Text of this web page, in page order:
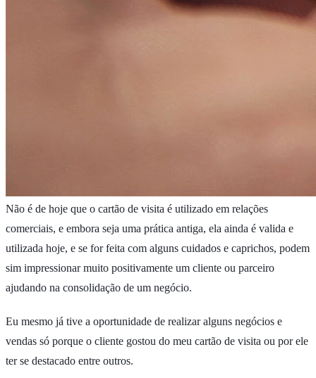
Não é de hoje que o cartão de visita é utilizado em relações
comerciais, e embora seja uma prática antiga, ela ainda é valida e
utilizada hoje, e se for feita com alguns cuidados e caprichos, podem
sim impressionar muito positivamente um cliente ou parceiro
ajudando na consolidação de um negócio.
Eu mesmo já tive a oportunidade de realizar alguns negócios e
vendas só porque o cliente gostou do meu cartão de visita ou por ele
ter se destacado entre outros.